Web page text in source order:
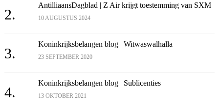
2.
AntilliaansDagblad | Z Air krijgt toestemming van SXM
10 AUGUSTUS 2024
3.
Koninkrijksbelangen blog | Witwaswalhalla
23 SEPTEMBER 2020
4.
Koninkrijksbelangen blog | Sublicenties
13 OKTOBER 2021